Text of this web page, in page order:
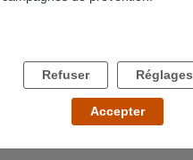
Refuser Réglages
Accepter